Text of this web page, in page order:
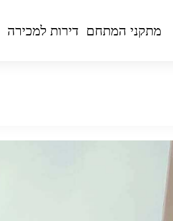
מתקני המתחם דירות למכירה